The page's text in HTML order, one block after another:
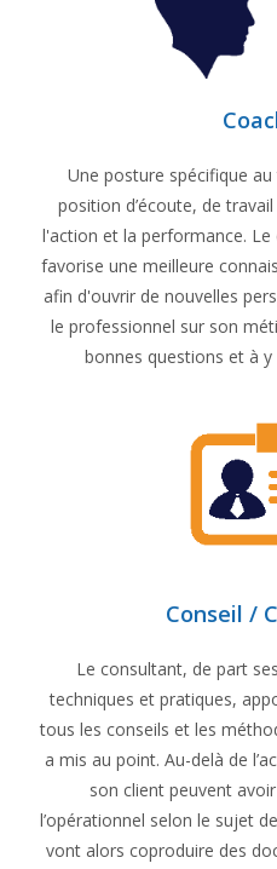
Une posture spécifique
position d’écoute, de
l'action et la performance.
favorise une meilleure
afin d'ouvrir de nouvelles
le professionnel sur son
bonnes questions et à
Conseil /
Le consultant, de part
techniques et pratiques,
tous les conseils et les
a mis au point. Au-delà de
son client peuvent
l’opérationnel selon le sujet
vont alors coproduire des